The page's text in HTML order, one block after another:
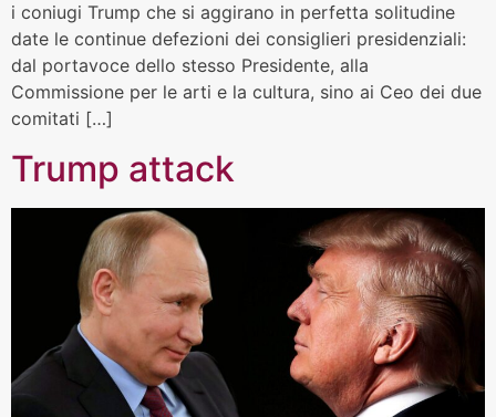
i coniugi Trump che si aggirano in perfetta solitudine
date le continue defezioni dei consiglieri presidenziali:
dal portavoce dello stesso Presidente, alla
Commissione per le arti e la cultura, sino ai Ceo dei due
comitati […]
Trump attack